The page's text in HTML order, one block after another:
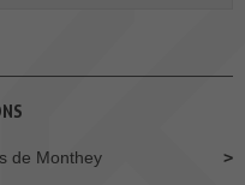
de Monthey